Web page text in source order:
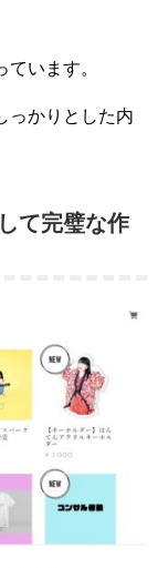
います。
っかりとした内
て完璧な作